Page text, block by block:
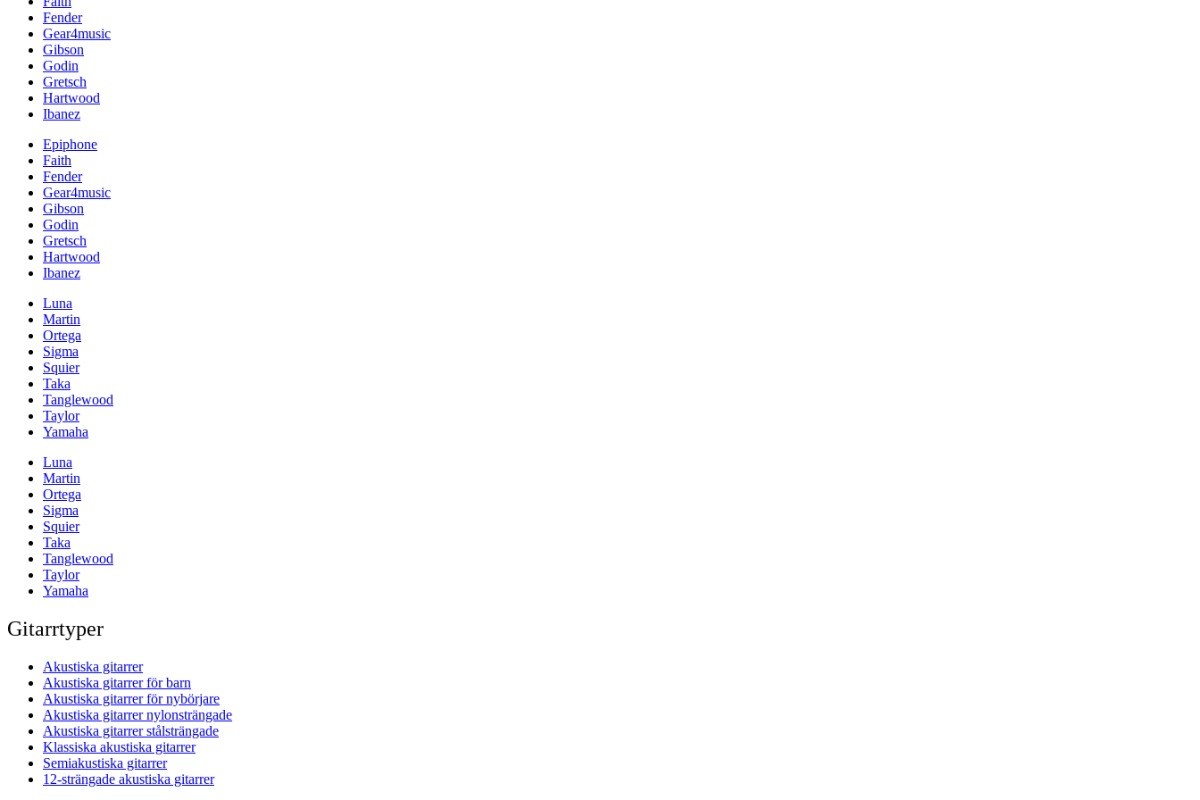
Fender
Gear4music
Gibson
Godin
Gretsch
Hartwood
Ibanez
Epiphone
Faith
Fender
Gear4music
Gibson
Godin
Gretsch
Hartwood
Ibanez
Luna
Martin
Ortega
Sigma
Squier
Taka
Tanglewood
Taylor
Yamaha
Luna
Martin
Ortega
Sigma
Squier
Taka
Tanglewood
Taylor
Yamaha
Gitarrtyper
Akustiska gitarrer
Akustiska gitarrer för barn
Akustiska gitarrer för nybörjare
Akustiska gitarrer nylonsträngade
Akustiska gitarrer stålsträngade
Klassiska akustiska gitarrer
Semiakustiska gitarrer
12-strängade akustiska gitarrer